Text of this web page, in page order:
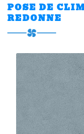
POSE DE
REDONNE